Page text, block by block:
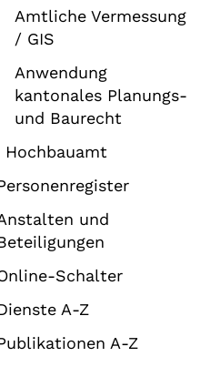
l
Amtliche Vermessung
/ GIS
Anwendung
kantonales Planungs-
und Baurecht
Hochbauamt
und
Schalter
A-Z
A-Z